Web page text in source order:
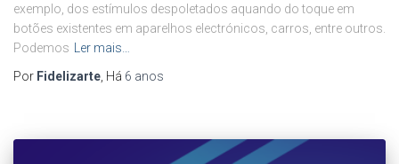
exemplo, dos estímulos despoletados aquando do toque em
botões existentes em aparelhos electrónicos, carros, entre outros.
Podemos Ler mais…
Por Fidelizarte , Há 6 anos